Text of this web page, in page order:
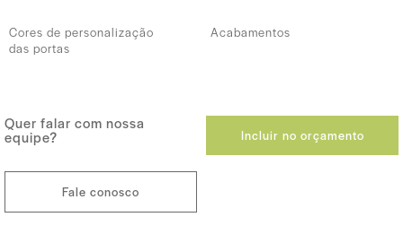
Cores de personalização
das portas
Acabamentos
Quer falar com nossa
equipe?
Fale conosco
Incluir no orçamento